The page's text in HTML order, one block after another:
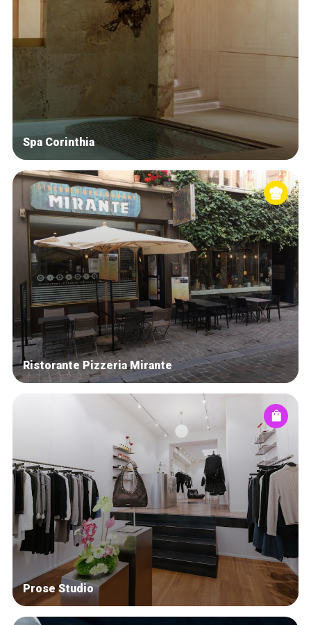
Spa Corinthia
Ristorante Pizzeria Mirante
Prose Studio